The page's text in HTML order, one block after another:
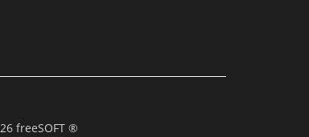
freeSOFT ®